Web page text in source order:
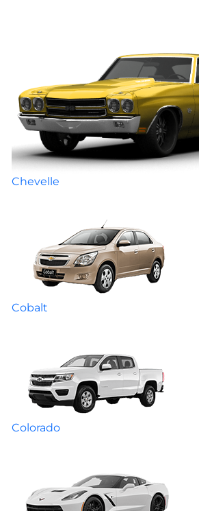
Chevelle
Cobalt
Colorado